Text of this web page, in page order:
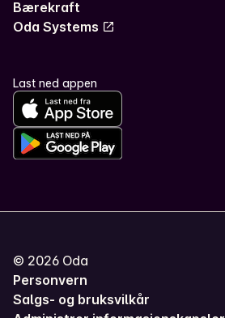
Bærekraft
Oda Systems
Last ned appen
© 2026 Oda
Personvern
Salgs- og bruksvilkår